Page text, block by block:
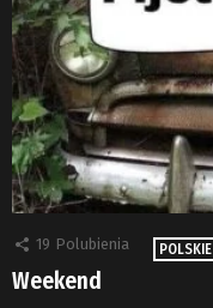
19 Polubienia
Weekend